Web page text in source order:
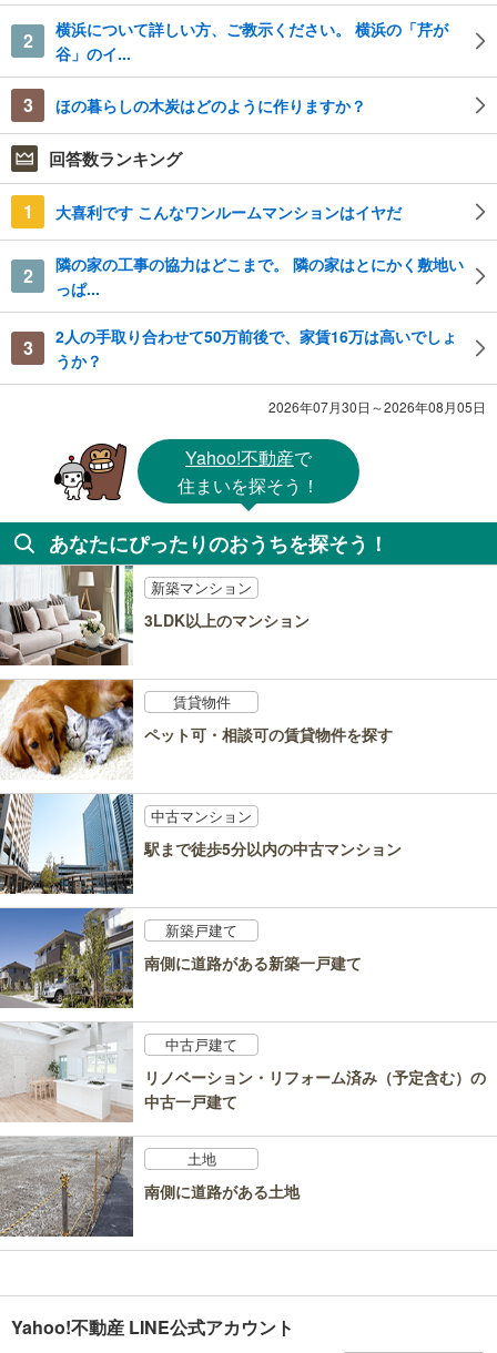
2
横浜について詳しい方、ご教示ください。 横浜の「芹が
谷」のイ...
3 ほの暮らしの木炭はどのように作りますか？
回答数ランキング
1 大喜利です こんなワンルームマンションはイヤだ
2
隣の家の工事の協力はどこまで。 隣の家はとにかく敷地い
っぱ...
3
2人の手取り合わせて50万前後で、家賃16万は高いでしょ
うか？
2026年07月30日～2026年08月05日
Yahoo!不動産で
住まいを探そう！
あなたにぴったりのおうちを探そう！
新築マンション
3LDK以上のマンション
賃貸物件
ペット可・相談可の賃貸物件を探す
中古マンション
駅まで徒歩5分以内の中古マンション
新築戸建て
南側に道路がある新築一戸建て
中古戸建て
リノベーション・リフォーム済み（予定含む）の
中古一戸建て
土地
南側に道路がある土地
Yahoo!不動産 LINE公式アカウント